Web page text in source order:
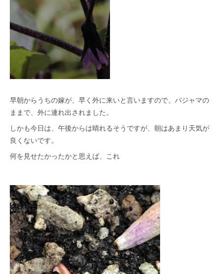
早朝からうちの嫁が、早く外に来いと言いますので、パジャマの
ままで、外に連れ出されました。
しかも今日は、午後からは晴れるそうですが、朝はあまり天気が
良くないです。
何を見せたかったかと思えば、これ